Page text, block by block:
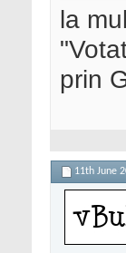
la
prin
11th June